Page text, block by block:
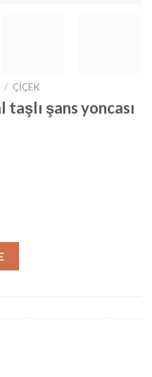
/ ÇIÇEK
şans yoncası